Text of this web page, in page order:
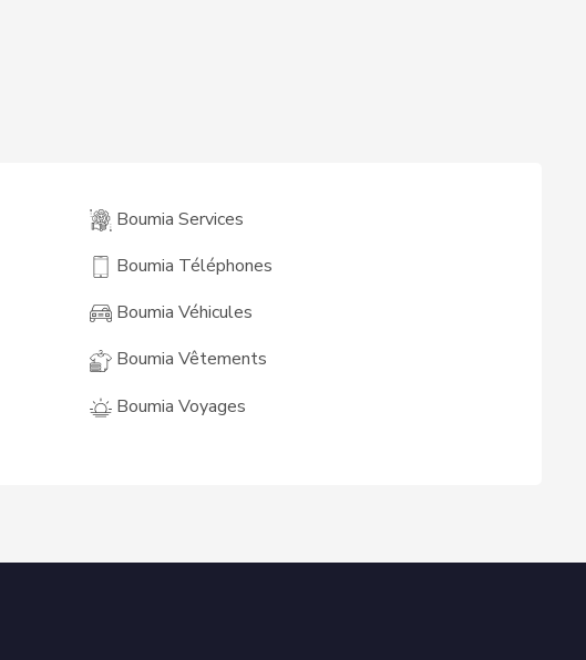
Boumia Services
Boumia Téléphones
Boumia Véhicules
Boumia Vêtements
Boumia Voyages